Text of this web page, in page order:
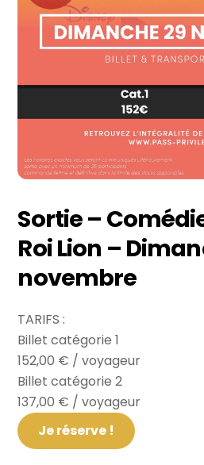
Sortie –
Roi Lion –
novembre
TARIFS :
Billet catégorie 1
152,00 € / voyageur
Billet catégorie 2
137,00 € / voyageur
Je réserve !